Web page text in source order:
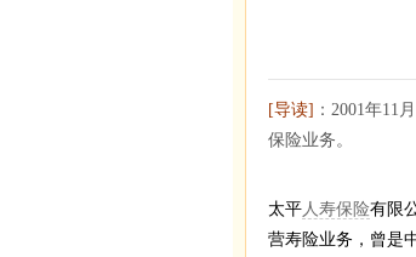
[导读] ：2001年11
保险业务。
太平人寿保险有限
营寿险业务，曾是